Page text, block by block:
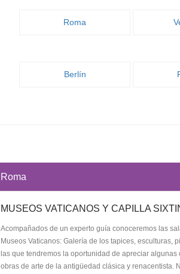
Roma
Berlín
Roma
MUSEOS VATICANOS Y CAPILLA
Acompañados de un experto guía conoceremos las
Museos Vaticanos: Galería de los tapices, esculturas,
las que tendremos la oportunidad de apreciar algunas
obras de arte de la antigüedad clásica y renacentista.